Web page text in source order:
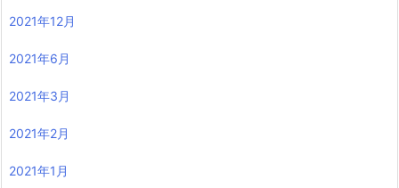
2021年12月
2021年6月
2021年3月
2021年2月
2021年1月